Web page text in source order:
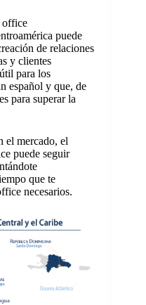
office
puede
de relaciones
y clientes
para los
español y que, de
para superar la
el mercado, el
puede seguir
que te
necesarios.